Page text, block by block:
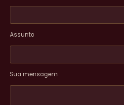
Assunto
Sua mensagem